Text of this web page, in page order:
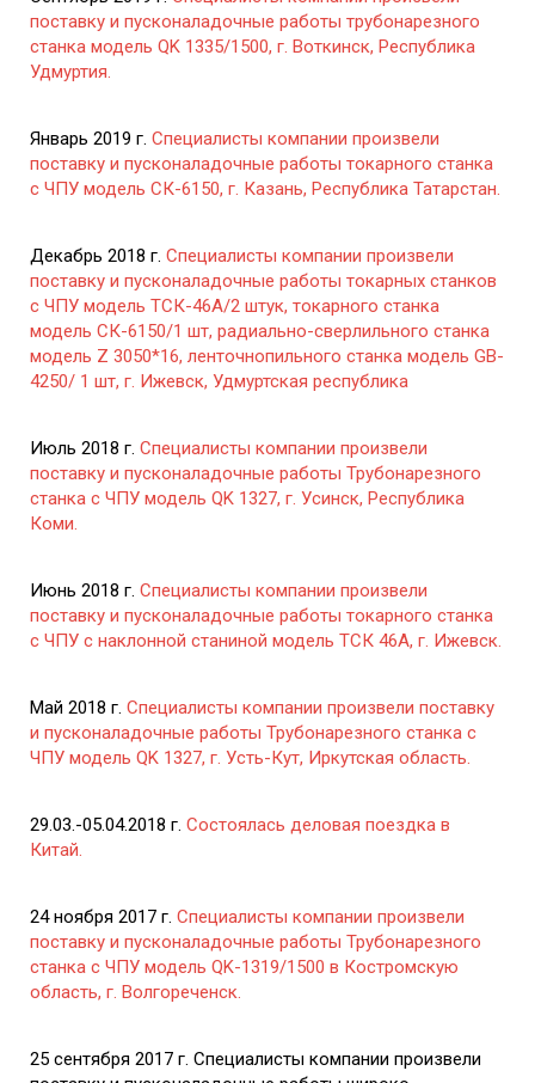
поставку и пусконаладочные работы трубонарезного
станка модель QK 1335/1500, г. Воткинск, Республика
Удмуртия.
Январь 2019 г. Специалисты компании произвели
поставку и пусконаладочные работы токарного станка
с ЧПУ модель СК-6150, г. Казань, Республика Татарстан.
Декабрь 2018 г. Специалисты компании произвели
поставку и пусконаладочные работы токарных станков
с ЧПУ модель ТСК-46А/2 штук, токарного станка
модель СК-6150/1 шт, радиально-сверлильного станка
модель Z 3050*16, ленточнопильного станка модель GB-
4250/ 1 шт, г. Ижевск, Удмуртская республика
Июль 2018 г. Специалисты компании произвели
поставку и пусконаладочные работы Трубонарезного
станка с ЧПУ модель QK 1327, г. Усинск, Республика
Коми.
Июнь 2018 г. Специалисты компании произвели
поставку и пусконаладочные работы токарного станка
с ЧПУ с наклонной станиной модель ТСК 46А, г. Ижевск.
Май 2018 г. Специалисты компании произвели поставку
и пусконаладочные работы Трубонарезного станка с
ЧПУ модель QK 1327, г. Усть-Кут, Иркутская область.
29.03.-05.04.2018 г. Состоялась деловая поездка в
Китай.
24 ноября 2017 г. Специалисты компании произвели
поставку и пусконаладочные работы Трубонарезного
станка с ЧПУ модель QK-1319/1500 в Костромскую
область, г. Волгореченск.
25 сентября 2017 г. Специалисты компании произвели